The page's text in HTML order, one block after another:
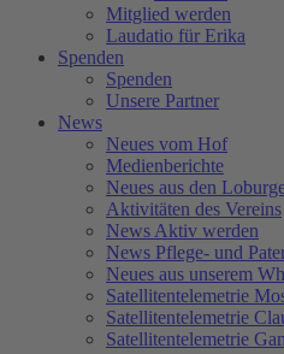
Mitglied werden
Laudatio für Erika
Spenden
Spenden
Unsere Partner
News
Neues vom Hof
Medienberichte
Neues aus den
Aktivitäten des Vereins
News Aktiv werden
News Pflege- und
Neues aus unserem
Satellitentelemetrie
Satellitentelemetrie
Satellitentelemetrie